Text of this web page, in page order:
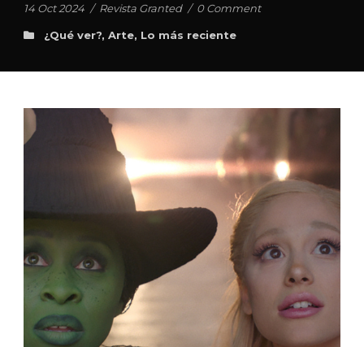
14 Oct 2024 / Revista Granted / 0 Comment
¿Qué ver?, Arte, Lo más reciente